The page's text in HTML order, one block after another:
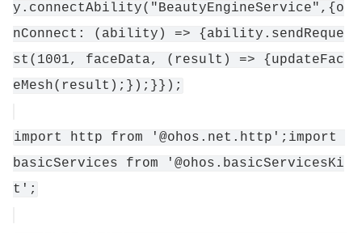
y.connectAbility("BeautyEngineService",{o
nConnect: (ability) => {ability.sendReque
st(1001, faceData, (result) => {updateFac
eMesh(result);});}});
import http from '@ohos.net.http';import
basicServices from '@ohos.basicServicesKi
t';